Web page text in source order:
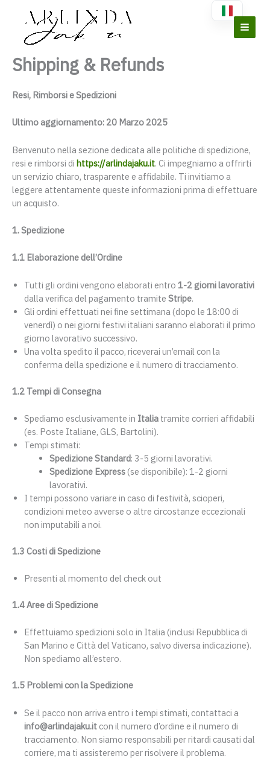
contenuto
Shipping & Refunds
Resi, Rimborsi e Spedizioni
Ultimo aggiornamento: 20 Marzo 2025
Benvenuto nella sezione dedicata alle politiche di spedizione,
resi e rimborsi di https://arlindajaku.it. Ci impegniamo a offrirti
un servizio chiaro, trasparente e affidabile. Ti invitiamo a
leggere attentamente queste informazioni prima di effettuare
un acquisto.
1. Spedizione
1.1 Elaborazione dell’Ordine
Tutti gli ordini vengono elaborati entro 1-2 giorni lavorativi
dalla verifica del pagamento tramite Stripe.
Gli ordini effettuati nei fine settimana (dopo le 18:00 di
venerdì) o nei giorni festivi italiani saranno elaborati il primo
giorno lavorativo successivo.
Una volta spedito il pacco, riceverai un’email con la
conferma della spedizione e il numero di tracciamento.
1.2 Tempi di Consegna
Spediamo esclusivamente in Italia tramite corrieri affidabili
(es. Poste Italiane, GLS, Bartolini).
Tempi stimati:
Spedizione Standard: 3-5 giorni lavorativi.
Spedizione Express(se disponibile): 1-2 giorni
lavorativi.
I tempi possono variare in caso di festività, scioperi,
condizioni meteo avverse o altre circostanze eccezionali
non imputabili a noi.
1.3 Costi di Spedizione
Presenti al momento del check out
1.4 Aree di Spedizione
Effettuiamo spedizioni solo in Italia (inclusi Repubblica di
San Marino e Città del Vaticano, salvo diversa indicazione).
Non spediamo all’estero.
1.5 Problemi con la Spedizione
Se il pacco non arriva entro i tempi stimati, contattaci a
info@arlindajaku.it con il numero d’ordine e il numero di
tracciamento. Non siamo responsabili per ritardi causati dal
corriere, ma ti assisteremo per risolvere il problema.